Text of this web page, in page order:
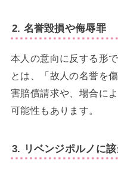
2. 名誉毀損や侮辱罪
本人の意向に反する形
とは、「故人の名誉を
害賠償請求や、場合に
可能性もあります。
3. リベンジポルノに